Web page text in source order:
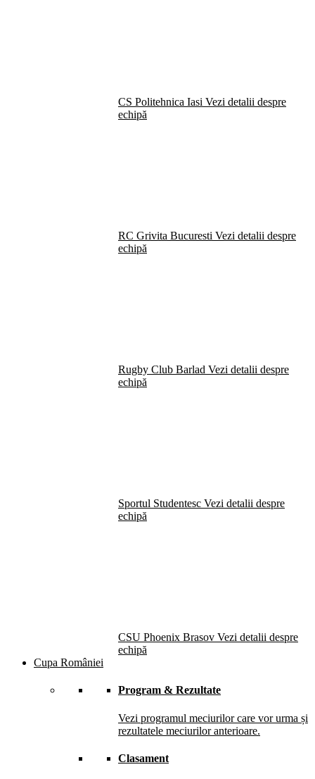
CS Politehnica Iasi Vezi detalii despre
echipă
RC Grivita Bucuresti Vezi detalii despre
echipă
Rugby Club Barlad Vezi detalii despre
echipă
Sportul Studentesc Vezi detalii despre
echipă
CSU Phoenix Brasov Vezi detalii despre
echipă
Cupa României
Program & Rezultate
Vezi programul meciurilor care vor urma și
rezultatele meciurilor anterioare.
Clasament